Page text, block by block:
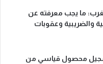
ما يجب معرفته عن
والضريبية وعقوبات
محصول قياسي من